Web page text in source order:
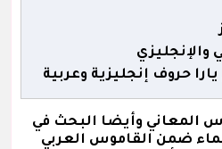
والإنجليزي
حروف إنجليزية وعربية
المعاني وأيضا البحث في
ضمن القاموس العربي